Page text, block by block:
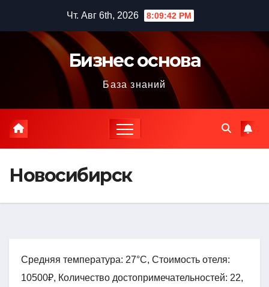
содержимому
Чт. Авг 6th, 2026 8:09:43 PM
Бизнес основа
База знаний
Новосибирск
Средняя температура: 27°C, Стоимость отеля:
10500₽, Количество достопримечательностей: 22,